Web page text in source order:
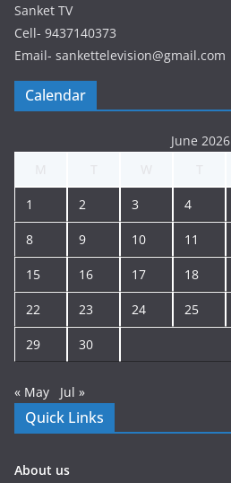
Sanket TV
Cell- 9437140373
Email- sankettelevision@gmail.com
Calendar
June 2026
1 2 3 4
8 9 10 11
15 16 17 18
22 23 24 25
29 30
« May Jul »
Quick Links
About us